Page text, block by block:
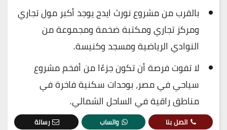
بالقرب من مشروع نورث ايدج يوجد أكبر مول تجاري
ومركز تجاري ومكتبة ضخمة ومجموعة من
النوادي الرياضية ومسجد وكنيسة.
لا تفوت فرصة أن تكون جزءًا من أفخم مشروع
سياحي في مصر، بوحدات سكنية فاخرة في
مناطق راقية في الساحل الشمالي.
اتصل بنا واتساب رسالة